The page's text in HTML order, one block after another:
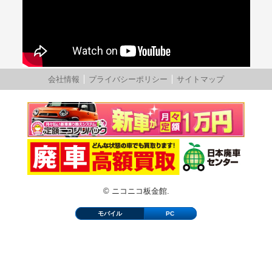
会社情報 プライバシーポリシー サイトマップ
© ニコニコ板金館.
モバイル PC